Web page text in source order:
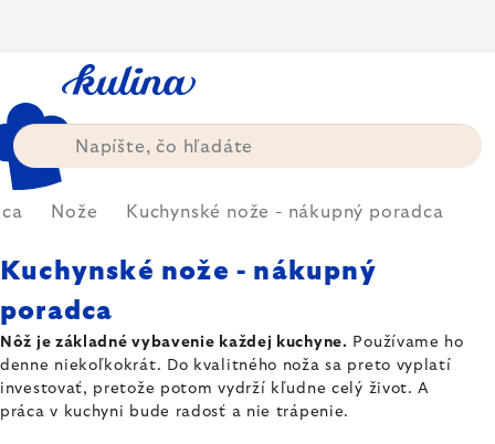
Nože Kuchynské nože - nákupný poradca
Kuchynské nože - nákupný
poradca
Nôž je základné vybavenie každej kuchyne. Používame ho
denne niekoľkokrát. Do kvalitného noža sa preto vyplatí
investovať, pretože potom vydrží kľudne celý život. A
práca v kuchyni bude radosť a nie trápenie.